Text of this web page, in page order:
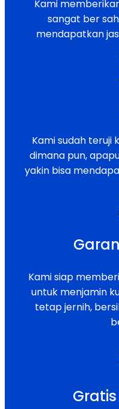
Kami
sangat ber
mendapatkan
Kami sudah teruji
dimana pun,
yakin bisa
Kami siap
untuk menjamin
tetap jernih,